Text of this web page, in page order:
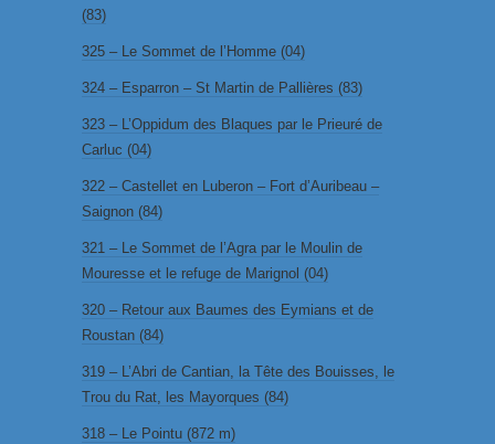
(83)
325 – Le Sommet de l’Homme (04)
324 – Esparron – St Martin de Pallières (83)
323 – L’Oppidum des Blaques par le Prieuré de
Carluc (04)
322 – Castellet en Luberon – Fort d’Auribeau –
Saignon (84)
321 – Le Sommet de l’Agra par le Moulin de
Mouresse et le refuge de Marignol (04)
320 – Retour aux Baumes des Eymians et de
Roustan (84)
319 – L’Abri de Cantian, la Tête des Bouisses, le
Trou du Rat, les Mayorques (84)
318 – Le Pointu (872 m)